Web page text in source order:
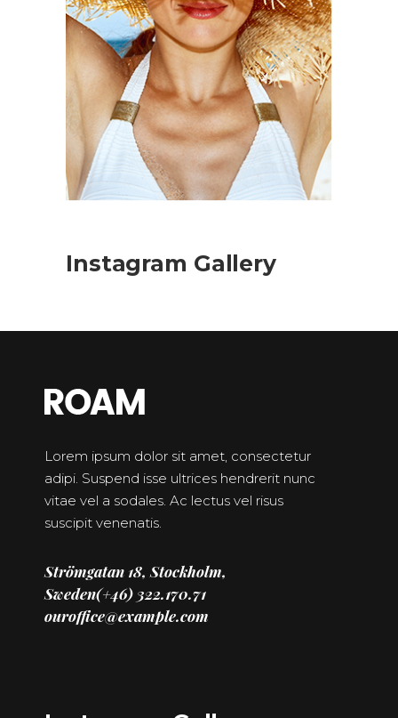
Instagram Gallery
Lorem ipsum dolor sit amet, consectetur
adipi. Suspend isse ultrices hendrerit nunc
vitae vel a sodales. Ac lectus vel risus
suscipit venenatis.
Strömgatan 18, Stockholm,
Sweden(+46) 322.170.71
ouroffice@example.com